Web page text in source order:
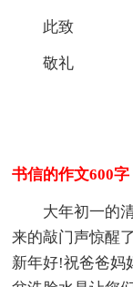
此致
敬礼
书信的作文600字
大年初一的
来的敲门声惊醒
新年好!祝爸爸妈